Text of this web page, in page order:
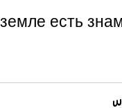
есть